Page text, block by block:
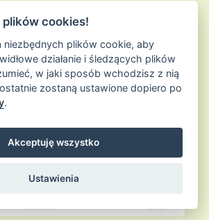
lojalnościowego
cookies!
niezbędnych plików cookie, aby
działanie i śledzących plików
w jaki sposób wchodzisz z nią
zostaną ustawione dopiero po
.
Akceptuję wszystko
Ustawienia